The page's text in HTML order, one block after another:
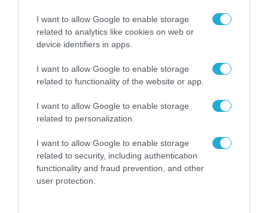
I want to allow Google to enable storage
related to analytics like cookies on web or
device identifiers in apps.
I want to allow Google to enable storage
related to functionality of the website or app.
I want to allow Google to enable storage
related to personalization.
I want to allow Google to enable storage
related to security, including authentication
functionality and fraud prevention, and other
user protection.
ΧΡΗΜΑΤΟΔΟΤΗΣΕΙΣ
Σε διαβούλευση η επένδυση της
ΕΤΒΑ ΒΙ.ΠΕ ύψους 50 εκατ. ευρώ
για τα επιχειρηματικά πάρκα
12.09.2023